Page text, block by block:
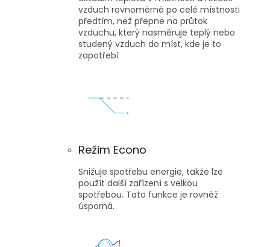
vzduch rovnoměrně po celé místnosti
předtím, než přepne na průtok
vzduchu, který nasměruje teplý nebo
studený vzduch do míst, kde je to
zapotřebí
Režim Econo
Snižuje spotřebu energie, takže lze
použít další zařízení s velkou
spotřebou. Tato funkce je rovněž
úsporná.